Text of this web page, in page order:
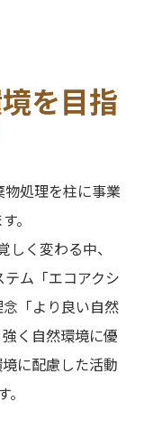
を目指
処理を柱に事業
。
く変わる中、
ム「エコアクシ
「より良い自然
く自然環境に優
に配慮した活動